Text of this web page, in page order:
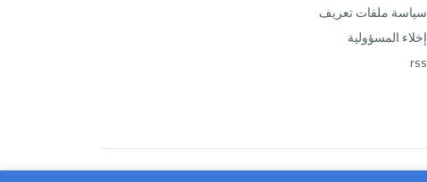
سياسة ملفات تعريف
إخلاء المسؤولية
rss